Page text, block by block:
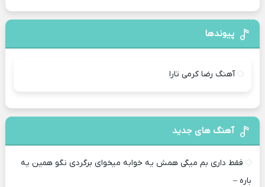
پیوندها
آهنگ رضا کرمی تارا
آهنگ های جدید
فقط داری بم میگی همش یه خوابه میخوای برگردی نگو همین یه
باره –